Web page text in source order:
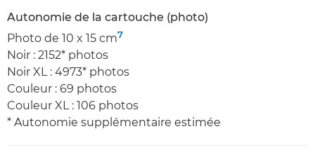
Autonomie de la cartouche (photo)
Photo de 10 x 15 cm7
Noir : 2152* photos
Noir XL : 4973* photos
Couleur : 69 photos
Couleur XL : 106 photos
* Autonomie supplémentaire estimée